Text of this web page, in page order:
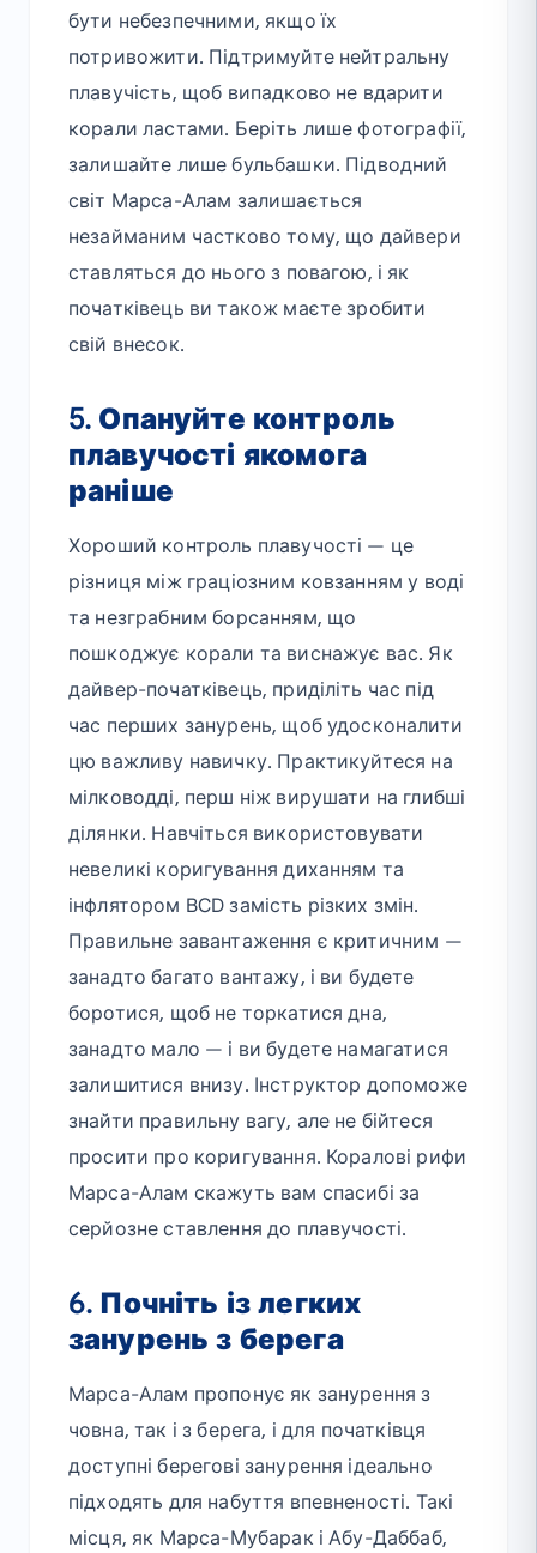
бути небезпечними, якщо їх
потривожити. Підтримуйте нейтральну
плавучість, щоб випадково не вдарити
корали ластами. Беріть лише фотографії,
залишайте лише бульбашки. Підводний
світ Марса-Алам залишається
незайманим частково тому, що дайвери
ставляться до нього з повагою, і як
початківець ви також маєте зробити
свій внесок.
5. Опануйте контроль
плавучості якомога
раніше
Хороший контроль плавучості — це
різниця між граціозним ковзанням у воді
та незграбним борсанням, що
пошкоджує корали та виснажує вас. Як
дайвер-початківець, приділіть час під
час перших занурень, щоб удосконалити
цю важливу навичку. Практикуйтеся на
мілководді, перш ніж вирушати на глибші
ділянки. Навчіться використовувати
невеликі коригування диханням та
інфлятором BCD замість різких змін.
Правильне завантаження є критичним —
занадто багато вантажу, і ви будете
боротися, щоб не торкатися дна,
занадто мало — і ви будете намагатися
залишитися внизу. Інструктор допоможе
знайти правильну вагу, але не бійтеся
просити про коригування. Коралові рифи
Марса-Алам скажуть вам спасибі за
серйозне ставлення до плавучості.
6. Почніть із легких
занурень з берега
Марса-Алам пропонує як занурення з
човна, так і з берега, і для початківця
доступні берегові занурення ідеально
підходять для набуття впевненості. Такі
місця, як Марса-Мубарак і Абу-Даббаб,